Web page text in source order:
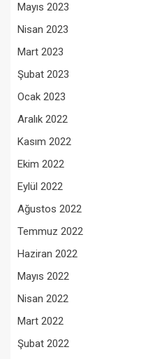
Mayıs 2023
Nisan 2023
Mart 2023
Şubat 2023
Ocak 2023
Aralık 2022
Kasım 2022
Ekim 2022
Eylül 2022
Ağustos 2022
Temmuz 2022
Haziran 2022
Mayıs 2022
Nisan 2022
Mart 2022
Şubat 2022